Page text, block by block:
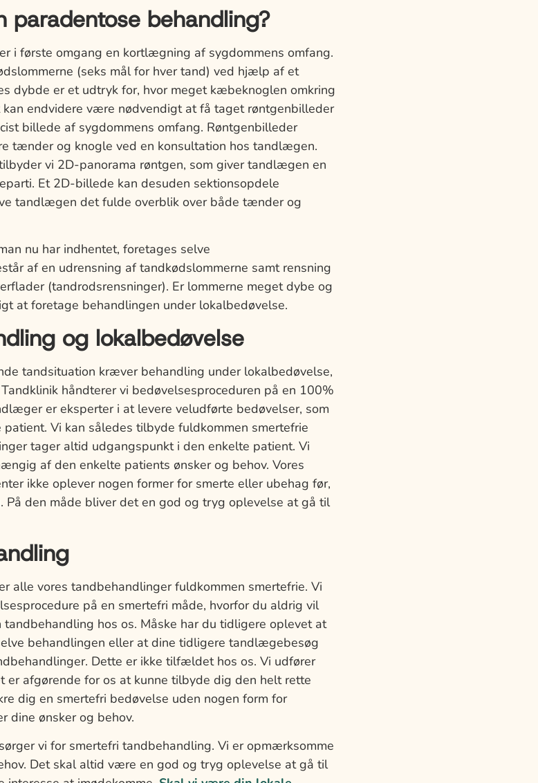
paradentose behandling?
i første omgang en kortlægning af sygdommens omfang.
(seks mål for hver tand) ved hjælp af et
dybde er et udtryk for, hvor meget kæbeknoglen omkring
endvidere være nødvendigt at få taget røntgenbilleder
billede af sygdommens omfang. Røntgenbilleder
tænder og knogle ved en konsultation hos tandlægen.
vi 2D-panorama røntgen, som giver tandlægen en
Et 2D-billede kan desuden sektionsopdele
tandlægen det fulde overblik over både tænder og
nu har indhentet, foretages selve
af en udrensning af tandkødslommerne samt rensning
(tandrodsrensninger). Er lommerne meget dybe og
at foretage behandlingen under lokalbedøvelse.
og lokalbedøvelse
tandsituation kræver behandling under lokalbedøvelse,
håndterer vi bedøvelsesproceduren på en 100%
er eksperter i at levere veludførte bedøvelser, som
Vi kan således tilbyde fuldkommen smertefrie
tager altid udgangspunkt i den enkelte patient. Vi
af den enkelte patients ønsker og behov. Vores
ikke oplever nogen former for smerte eller ubehag før,
På den måde bliver det en god og tryg oplevelse at gå til
alle vores tandbehandlinger fuldkommen smertefrie. Vi
på en smertefri måde, hvorfor du aldrig vil
hos os. Måske har du tidligere oplevet at
behandlingen eller at dine tidligere tandlægebesøg
Dette er ikke tilfældet hos os. Vi udfører
er afgørende for os at kunne tilbyde dig den helt rette
dig en smertefri bedøvelse uden nogen form for
dine ønsker og behov.
vi for smertefri tandbehandling. Vi er opmærksomme
Det skal altid være en god og tryg oplevelse at gå til